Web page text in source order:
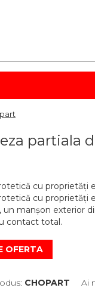
partiala
cu proprietăți
cu proprietăți
un manșon exterior
contact total.
OFERTA
CHOPART Ai